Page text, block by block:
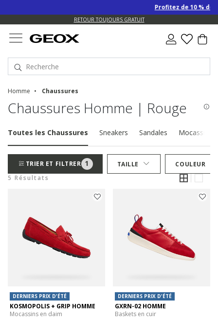
Profitez de 10 % de
RETOUR TOUJOURS GRATUIT
Homme Chaussures
Chaussures Homme | Rouge
Toutes les Chaussures Sneakers Sandales Mocassins
TRIER ET FILTRER 1 TAILLE
COULEUR
5 Résultats
DERNIERS PRIX D'ÉTÉ
KOSMOPOLIS + GRIP HOMME
Mocassins en daim
DERNIERS PRIX D'ÉTÉ
GXRN-02 HOMME
Baskets en cuir